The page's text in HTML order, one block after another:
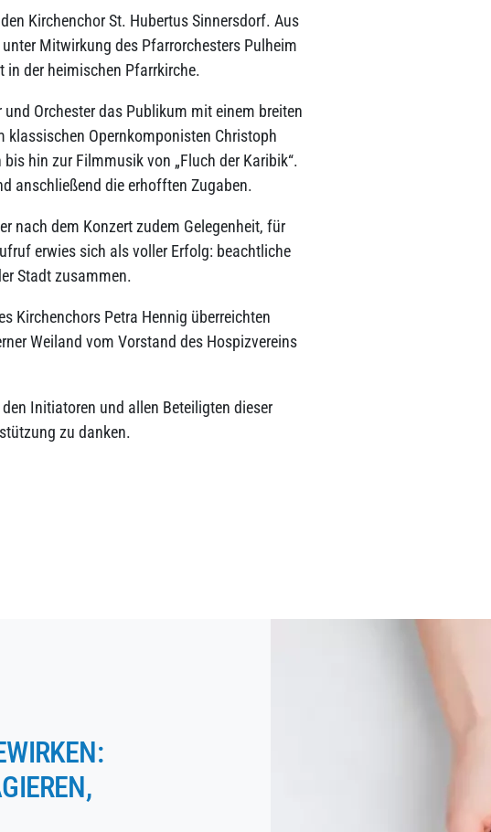
Kirchenchor St. Hubertus Sinnersdorf. Aus
Mitwirkung des Pfarrorchesters Pulheim
in der heimischen Pfarrkirche.
Orchester das Publikum mit einem breiten
klassischen Opernkomponisten Christoph
hin zur Filmmusik von „Fluch der Karibik“.
anschließend die erhofften Zugaben.
nach dem Konzert zudem Gelegenheit, für
erwies sich als voller Erfolg: beachtliche
Stadt zusammen.
Kirchenchors Petra Hennig überreichten
Weiland vom Vorstand des Hospizvereins
Initiatoren und allen Beteiligten dieser
zu danken.